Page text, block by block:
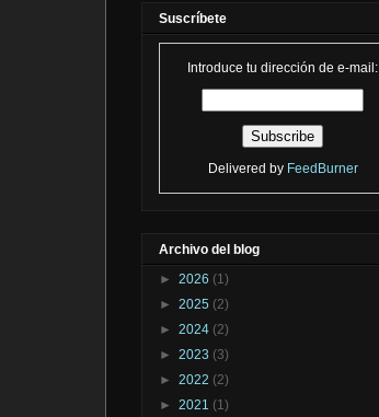
Suscríbete
Introduce tu dirección de e-mail:
Delivered by FeedBurner
Archivo del blog
► 2026 (1)
► 2025 (2)
► 2024 (2)
► 2023 (3)
► 2022 (2)
► 2021 (1)